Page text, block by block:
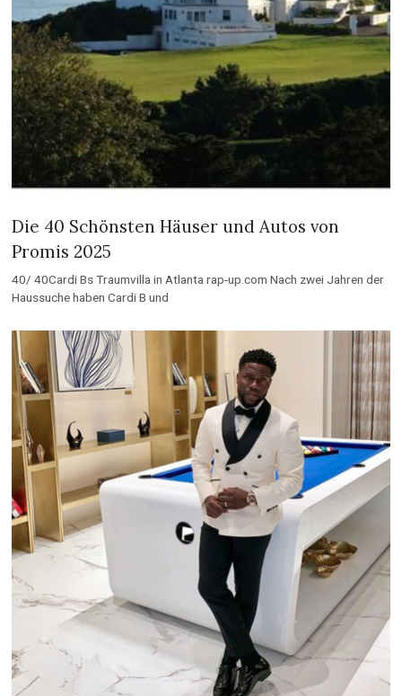
Die 40 Schönsten Häuser und Autos von
Promis 2025
40/ 40Cardi Bs Traumvilla in Atlanta rap-up.com Nach zwei Jahren der
Haussuche haben Cardi B und